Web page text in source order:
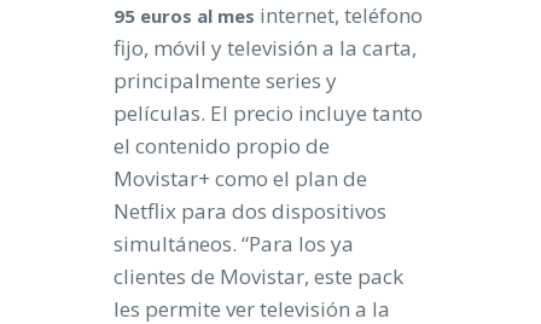
95 euros al mes internet, teléfono
fijo, móvil y televisión a la carta,
principalmente series y
películas. El precio incluye tanto
el contenido propio de
Movistar+ como el plan de
Netflix para dos dispositivos
simultáneos. “Para los ya
clientes de Movistar, este pack
les permite ver televisión a la